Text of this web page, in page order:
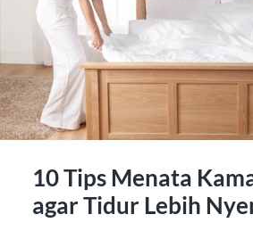
10 Tips Menata
agar Tidur Lebih